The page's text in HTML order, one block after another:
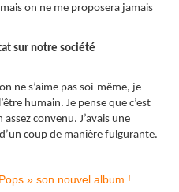
on ne me proposera jamais
sur notre société
ne s’aime pas soi-même, je
humain. Je pense que c’est
convenu. J’avais une
coup de manière fulgurante.